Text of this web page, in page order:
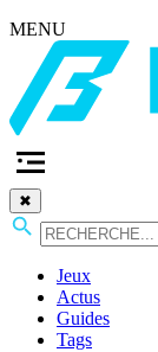
MENU
✖
Jeux
Actus
Guides
Tags